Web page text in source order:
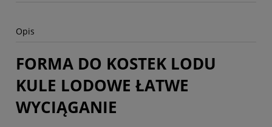
Opis
FORMA DO KOSTEK LODU
KULE LODOWE ŁATWE
WYCIĄGANIE